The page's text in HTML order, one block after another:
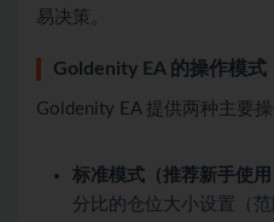
易决策。
Goldenity EA 的操作模式
Goldenity EA 提供两种主要操
标准模式（推荐新手使用
分比的仓位大小设置（